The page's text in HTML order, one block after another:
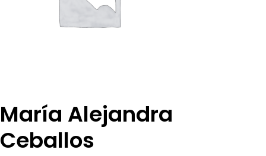
María Alejandra
Ceballos